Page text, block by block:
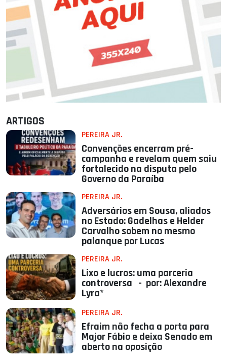
ARTIGOS
PEREIRA JR.
Convenções encerram pré-
campanha e revelam quem saiu
fortalecido na disputa pelo
Governo da Paraíba
PEREIRA JR.
Adversários em Sousa, aliados
no Estado: Gadelhas e Helder
Carvalho sobem no mesmo
palanque por Lucas
PEREIRA JR.
Lixo e lucros: uma parceria
controversa - por: Alexandre
Lyra*
PEREIRA JR.
Efraim não fecha a porta para
Major Fábio e deixa Senado em
aberto na oposição